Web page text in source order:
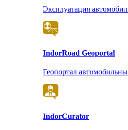
Эксплуатация
IndorRoad Geoportal
Геопортал
IndorCurator